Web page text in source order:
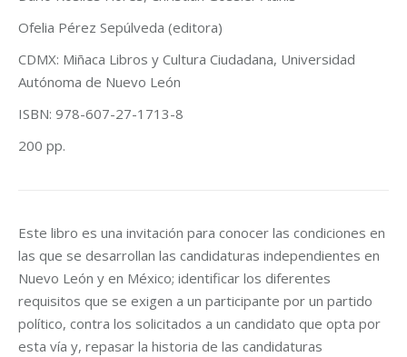
Ofelia Pérez Sepúlveda (editora)
CDMX: Miñaca Libros y Cultura Ciudadana, Universidad
Autónoma de Nuevo León
ISBN: 978-607-27-1713-8
200 pp.
Este libro es una invitación para conocer las condiciones en
las que se desarrollan las candidaturas independientes en
Nuevo León y en México; identificar los diferentes
requisitos que se exigen a un participante por un partido
político, contra los solicitados a un candidato que opta por
esta vía y, repasar la historia de las candidaturas